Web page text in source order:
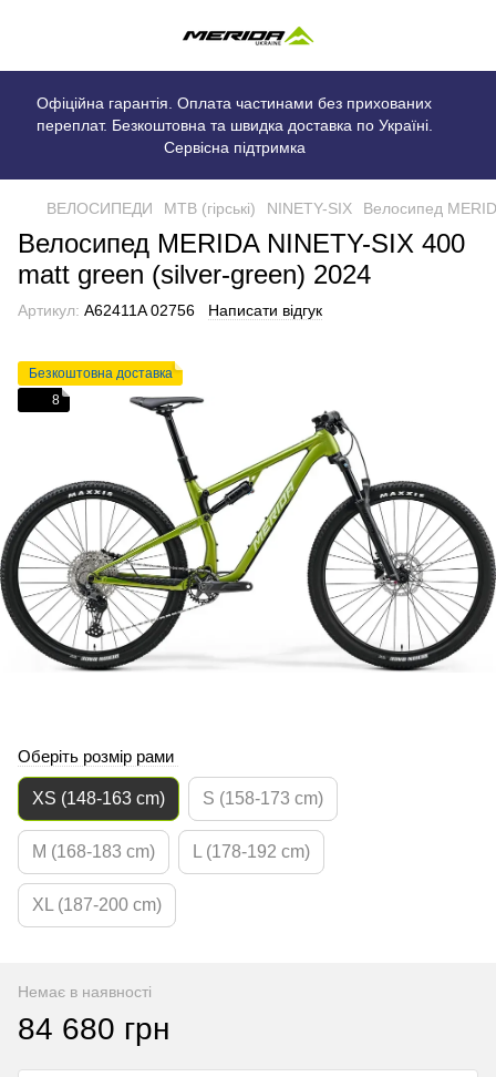
Офіційна гарантія. Оплата частинами без прихованих
переплат. Безкоштовна та швидка доставка по Україні.
Сервісна підтримка
ВЕЛОСИПЕДИ MTB (гірські) NINETY-SIX Велосипед
Велосипед MERIDA NINETY-SIX 400
matt green (silver-green) 2024
Артикул: A62411A 02756 Написати відгук
Безкоштовна доставка
8
Оберіть розмір рами
XS (148-163 cm) S (158-173 cm)
M (168-183 cm) L (178-192 cm)
XL (187-200 cm)
Немає в наявності
84 680 грн